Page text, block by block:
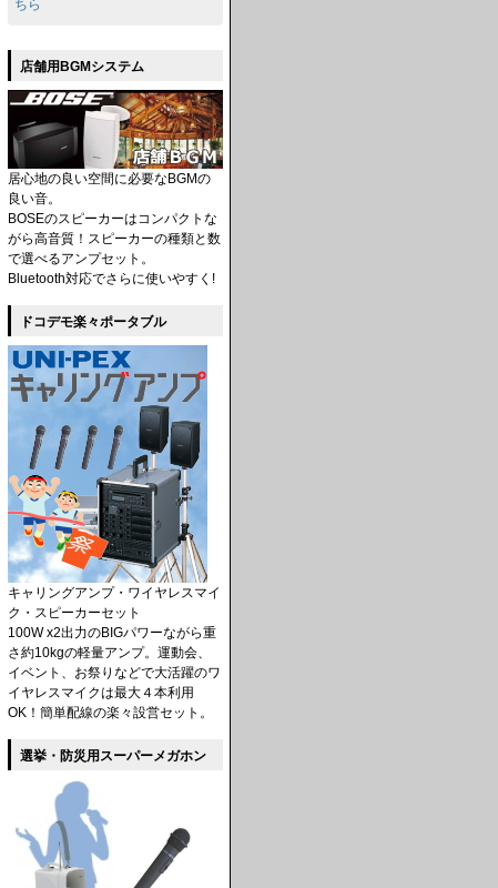
ちら
店舗用BGMシステム
居心地の良い空間に必要なBGMの
良い音。
BOSEのスピーカーはコンパクトな
がら高音質！スピーカーの種類と数
で選べるアンプセット。
Bluetooth対応でさらに使いやすく!
ドコデモ楽々ポータブル
キャリングアンプ・ワイヤレスマイ
ク・スピーカーセット
100W x2出力のBIGパワーながら重
さ約10kgの軽量アンプ。運動会、
イベント、お祭りなどで大活躍のワ
イヤレスマイクは最大４本利用
OK！簡単配線の楽々設営セット。
選挙・防災用スーパーメガホン